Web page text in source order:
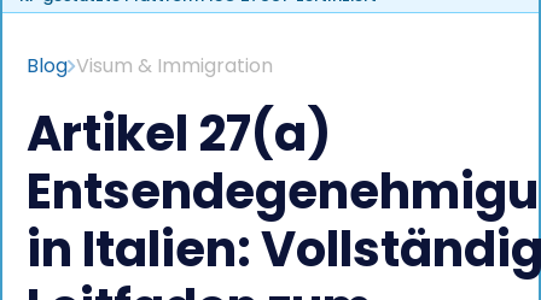
Blog Visum & Immigration
Artikel 27(a)
in Italien: